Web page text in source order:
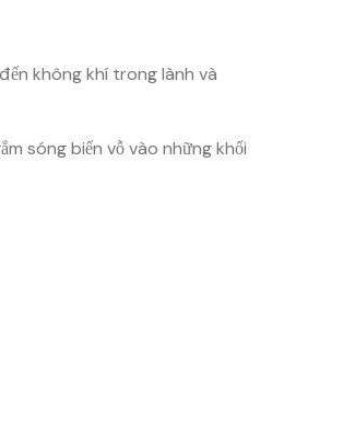
không khí trong lành và
sóng biển vỗ vào những khối